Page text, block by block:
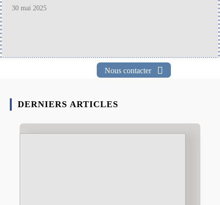
30 mai 2025
Nous contacter
DERNIERS ARTICLES